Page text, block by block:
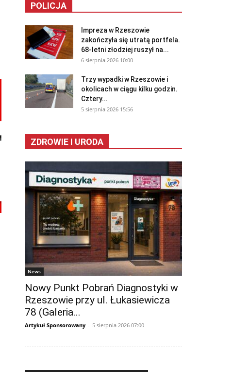
POLICJA
Impreza w Rzeszowie
zakończyła się utratą portfela.
68-letni złodziej ruszył na...
6 sierpnia 2026 10:00
Trzy wypadki w Rzeszowie i
okolicach w ciągu kilku godzin.
Cztery...
5 sierpnia 2026 15:56
ZDROWIE I URODA
News
Nowy Punkt Pobrań Diagnostyki w
Rzeszowie przy ul. Łukasiewicza
78 (Galeria...
Artykuł Sponsorowany - 5 sierpnia 2026 07:00